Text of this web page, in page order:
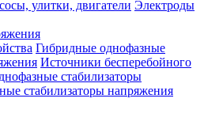
улитки, двигатели Электроды
Гибридные однофазные
Источники бесперебойного
стабилизаторы
стабилизаторы напряжения